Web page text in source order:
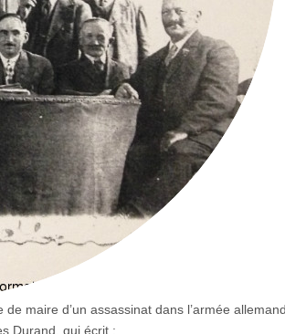
maire d’un assassinat dans l’armée
Durand, qui écrit :